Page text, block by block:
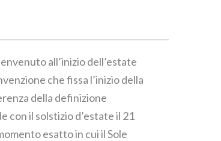
all’inizio dell’estate
che fissa l’inizio della
della definizione
con il solstizio d’estate il 21
esatto in cui il Sole